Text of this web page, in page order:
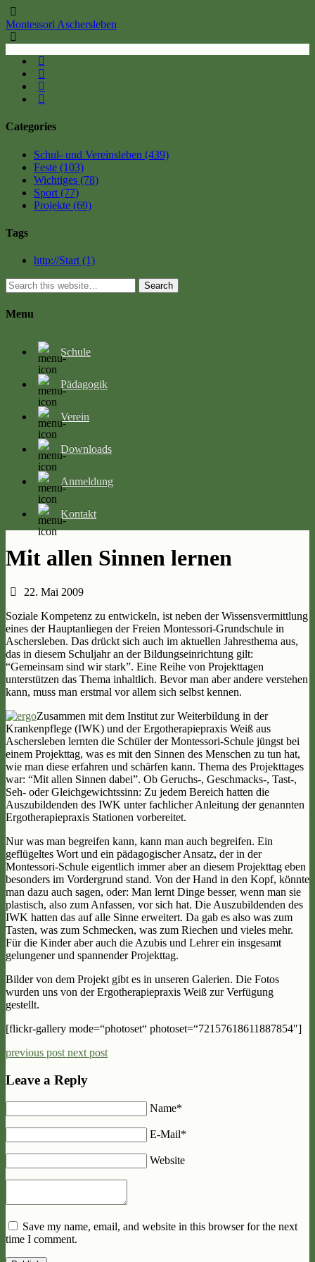
Montessori Aschersleben
Categories
Schul- und Vereinsleben (439)
Feste (103)
Wichtiges (78)
Sport (77)
Projekte (69)
Tags
http://Start (1)
Search
Menu
Schule
Pädagogik
Verein
Downloads
Anmeldung
Kontakt
Mit allen Sinnen lernen
22. Mai 2009
Soziale Kompetenz zu entwickeln, ist neben der Wissensvermittlung
eines der Hauptanliegen der Freien Montessori-Grundschule in
Aschersleben. Das drückt sich auch im aktuellen Jahresthema aus,
das in diesem Schuljahr an der Bildungseinrichtung gilt:
“Gemeinsam sind wir stark”. Eine Reihe von Projekttagen
unterstützen das Thema inhaltlich. Bevor man aber andere verstehen
kann, muss man erstmal vor allem sich selbst kennen.
Zusammen mit dem Institut zur Weiterbildung in der
Krankenpflege (IWK) und der Ergotherapiepraxis Weiß aus
Aschersleben lernten die Schüler der Montessori-Schule jüngst bei
einem Projekttag, was es mit den Sinnen des Menschen zu tun hat,
wie man diese erfahren und schärfen kann. Thema des Projekttages
war: “Mit allen Sinnen dabei”. Ob Geruchs-, Geschmacks-, Tast-,
Seh- oder Gleichgewichtssinn: Zu jedem Bereich hatten die
Auszubildenden des IWK unter fachlicher Anleitung der genannten
Ergotherapiepraxis Stationen vorbereitet.
Nur was man begreifen kann, kann man auch begreifen. Ein
geflügeltes Wort und ein pädagogischer Ansatz, der in der
Montessori-Schule eigentlich immer aber an diesem Projekttag eben
besonders im Vordergrund stand. Von der Hand in den Kopf, könnte
man dazu auch sagen, oder: Man lernt Dinge besser, wenn man sie
plastisch, also zum Anfassen, vor sich hat. Die Auszubildenden des
IWK hatten das auf alle Sinne erweitert. Da gab es also was zum
Tasten, was zum Schmecken, was zum Riechen und vieles mehr.
Für die Kinder aber auch die Azubis und Lehrer ein insgesamt
gelungener und spannender Projekttag.
Bilder von dem Projekt gibt es in unseren Galerien. Die Fotos
wurden uns von der Ergotherapiepraxis Weiß zur Verfügung
gestellt.
[flickr-gallery mode=“photoset“ photoset=“72157618611887854″]
previous postnext post
Leave a Reply
Name*
E-Mail*
Website
Save my name, email, and website in this browser for the next
time I comment.